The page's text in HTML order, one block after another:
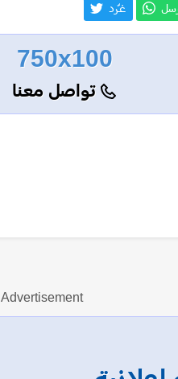
غـّرد
750x100
تواصل معنا
Advertisement